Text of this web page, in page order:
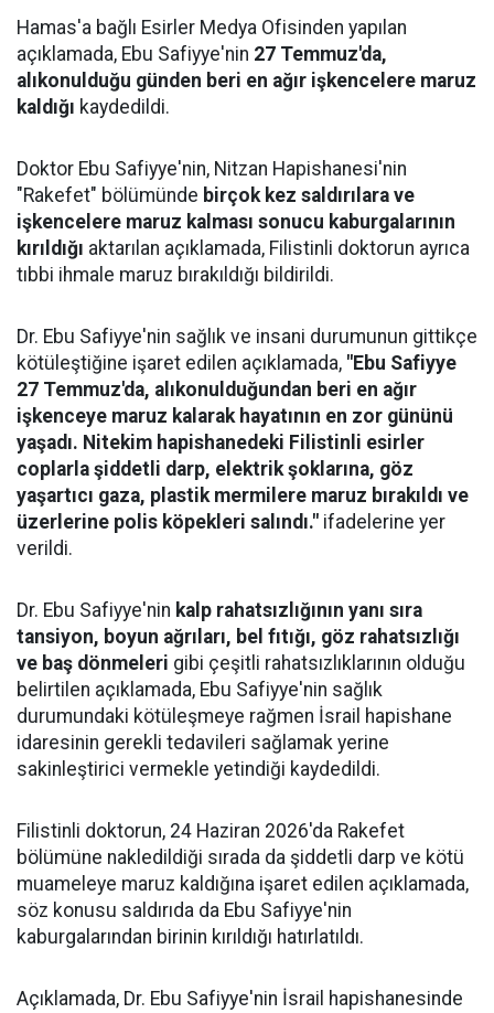
Hamas'a bağlı Esirler Medya Ofisinden yapılan
açıklamada, Ebu Safiyye'nin 27 Temmuz'da,
alıkonulduğu günden beri en ağır işkencelere maruz
kaldığı kaydedildi.
Doktor Ebu Safiyye'nin, Nitzan Hapishanesi'nin
"Rakefet" bölümünde birçok kez saldırılara ve
işkencelere maruz kalması sonucu kaburgalarının
kırıldığı aktarılan açıklamada, Filistinli doktorun ayrıca
tıbbi ihmale maruz bırakıldığı bildirildi.
Dr. Ebu Safiyye'nin sağlık ve insani durumunun gittikçe
kötüleştiğine işaret edilen açıklamada, "Ebu Safiyye
27 Temmuz'da, alıkonulduğundan beri en ağır
işkenceye maruz kalarak hayatının en zor gününü
yaşadı. Nitekim hapishanedeki Filistinli esirler
coplarla şiddetli darp, elektrik şoklarına, göz
yaşartıcı gaza, plastik mermilere maruz bırakıldı ve
üzerlerine polis köpekleri salındı." ifadelerine yer
verildi.
Dr. Ebu Safiyye'nin kalp rahatsızlığının yanı sıra
tansiyon, boyun ağrıları, bel fıtığı, göz rahatsızlığı
ve baş dönmeleri gibi çeşitli rahatsızlıklarının olduğu
belirtilen açıklamada, Ebu Safiyye'nin sağlık
durumundaki kötüleşmeye rağmen İsrail hapishane
idaresinin gerekli tedavileri sağlamak yerine
sakinleştirici vermekle yetindiği kaydedildi.
Filistinli doktorun, 24 Haziran 2026'da Rakefet
bölümüne nakledildiği sırada da şiddetli darp ve kötü
muameleye maruz kaldığına işaret edilen açıklamada,
söz konusu saldırıda da Ebu Safiyye'nin
kaburgalarından birinin kırıldığı hatırlatıldı.
Açıklamada, Dr. Ebu Safiyye'nin İsrail hapishanesinde